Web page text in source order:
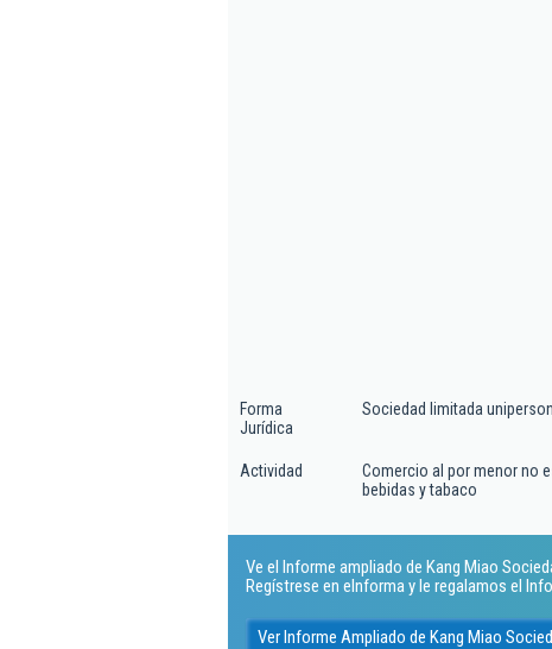
Forma
Jurídica
Sociedad limitada
Actividad
Comercio al por menor no
bebidas y tabaco
Ve el Informe ampliado de Kang Miao
Regístrese en eInforma y le regalamos el
Ver Informe Ampliado de Kang Miao